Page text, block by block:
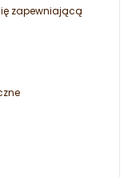
zapewniającą